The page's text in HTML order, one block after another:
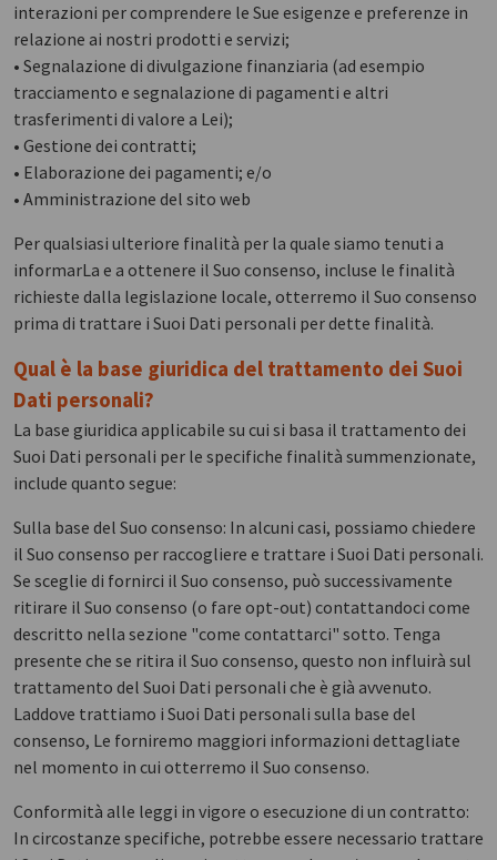
interazioni per comprendere le Sue esigenze e preferenze in
relazione ai nostri prodotti e servizi;
• Segnalazione di divulgazione finanziaria (ad esempio
tracciamento e segnalazione di pagamenti e altri
trasferimenti di valore a Lei);
• Gestione dei contratti;
• Elaborazione dei pagamenti; e/o
• Amministrazione del sito web
Per qualsiasi ulteriore finalità per la quale siamo tenuti a
informarLa e a ottenere il Suo consenso, incluse le finalità
richieste dalla legislazione locale, otterremo il Suo consenso
prima di trattare i Suoi Dati personali per dette finalità.
Qual è la base giuridica del trattamento dei Suoi
Dati personali?
La base giuridica applicabile su cui si basa il trattamento dei
Suoi Dati personali per le specifiche finalità summenzionate,
include quanto segue:
Sulla base del Suo consenso: In alcuni casi, possiamo chiedere
il Suo consenso per raccogliere e trattare i Suoi Dati personali.
Se sceglie di fornirci il Suo consenso, può successivamente
ritirare il Suo consenso (o fare opt-out) contattandoci come
descritto nella sezione "come contattarci" sotto. Tenga
presente che se ritira il Suo consenso, questo non influirà sul
trattamento del Suoi Dati personali che è già avvenuto.
Laddove trattiamo i Suoi Dati personali sulla base del
consenso, Le forniremo maggiori informazioni dettagliate
nel momento in cui otterremo il Suo consenso.
Conformità alle leggi in vigore o esecuzione di un contratto:
In circostanze specifiche, potrebbe essere necessario trattare